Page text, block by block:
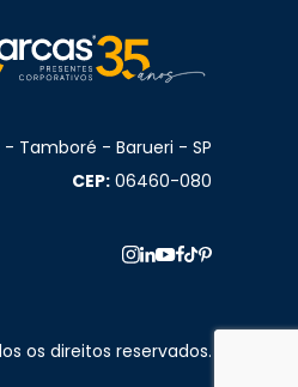
Tamboré - Barueri - SP
CEP: 06460-080
os direitos reservados.